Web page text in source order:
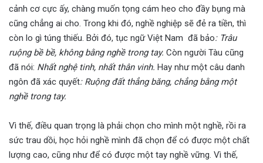
cảnh cơ cực ấy, chàng muốn tọng cám heo cho đầy bụng mà
cũng chẳng ai cho. Trong khi đó, nghề nghiệp sẽ đẻ ra tiền, thì
còn lo gì túng thiếu. Bởi đó, tục ngữ Việt Nam đã bảo: Trâu
ruộng bề bề, không bằng nghề trong tay. Còn người Tàu cũng
đã nói: Nhất nghệ tinh, nhất thân vinh. Hay như một câu danh
ngôn đã xác quyết: Ruộng đất thẳng băng, chẳng bằng một
nghề trong tay.
Vì thế, điều quan trọng là phải chọn cho mình một nghề, rồi ra
sức trau dồi, học hỏi nghề mình đã chọn để có được một chất
lượng cao, cũng như để có được một tay nghề vững. Vì thế,